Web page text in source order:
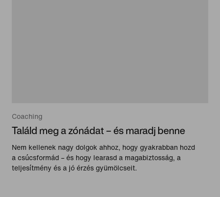
Coaching
Találd meg a zónádat – és maradj benne
Nem kellenek nagy dolgok ahhoz, hogy gyakrabban hozd
a csúcsformád – és hogy learasd a magabiztosság, a
teljesítmény és a jó érzés gyümölcseit.